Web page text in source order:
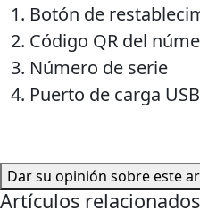
Botón de
Código QR del
Número de serie
Puerto de carga
Dar su opinión sobre este
Artículos